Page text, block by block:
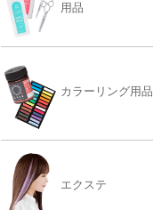
用品
カラーリング用品
エクステ